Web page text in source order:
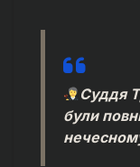
Суддя
були